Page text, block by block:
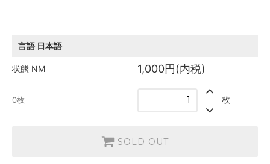
英語
1,000円(内税)
言語 日本語
状態 NM 1,000円(内税)
0枚 枚
SOLD OUT